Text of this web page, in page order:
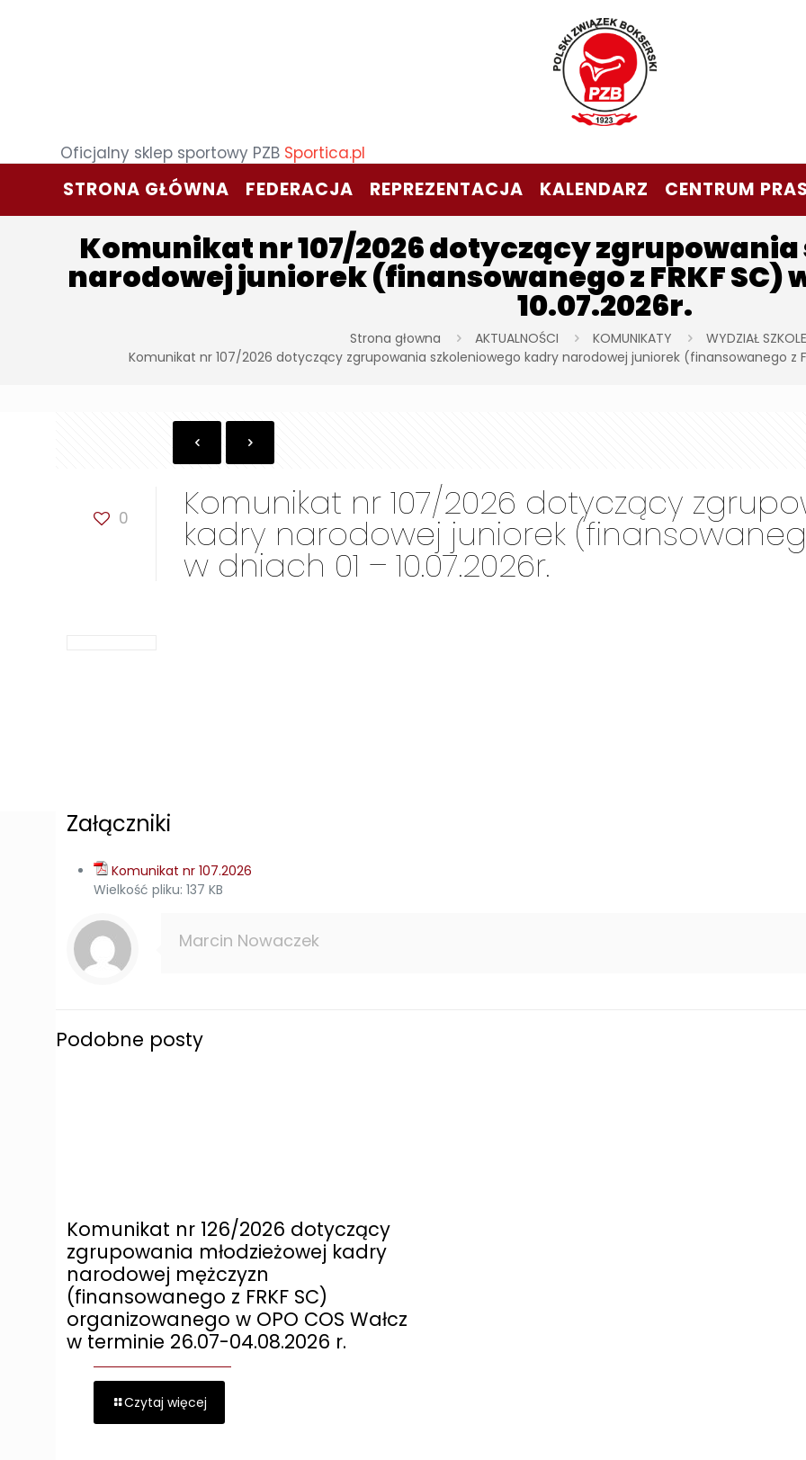
Oficjalny sklep sportowy PZB Sportica.pl
STRONA GŁÓWNA FEDERACJA REPREZENTACJA KALENDARZ CENTRUM
Komunikat nr 107/2026 dotyczący
narodowej juniorek (finansowanego z FRKF SC)
10.07.2026r.
Strona głowna AKTUALNOŚCI KOMUNIKATY
WYDZIAŁ
Komunikat nr 107/2026 dotyczący zgrupowania szkoleniowego kadry narodowej juniorek (finansowanego z
0 Komunikat nr 107/2026 dotyczący
kadry narodowej juniorek
w dniach 01 – 10.07.2026r.
Załączniki
Komunikat nr 107.2026
Wielkość pliku: 137 KB
Marcin Nowaczek
Podobne posty
Komunikat nr 126/2026 dotyczący
zgrupowania młodzieżowej kadry
narodowej mężczyzn
(finansowanego z FRKF SC)
organizowanego w OPO COS Wałcz
w terminie 26.07-04.08.2026 r.
Czytaj więcej